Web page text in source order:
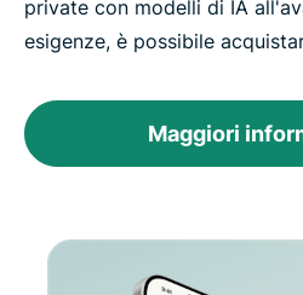
private con modelli di IA
esigenze, è possibile
Maggiori